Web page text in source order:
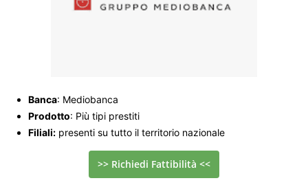
Banca: Mediobanca
Prodotto: Più tipi prestiti
Filiali: presenti su tutto il territorio nazionale
>> Richiedi Fattibilità <<